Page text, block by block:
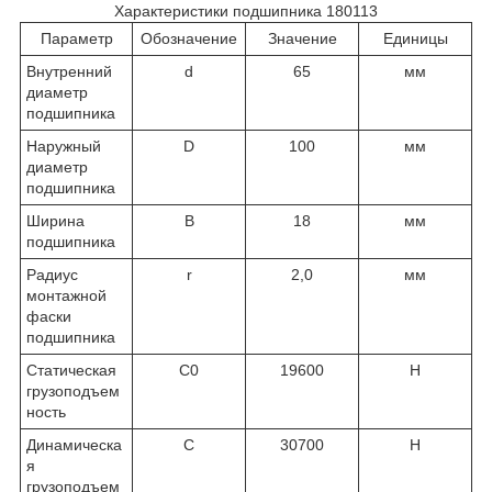
Характеристики подшипника 180113
Параметр
Обозначение Значение
Единицы
Внутренний
диаметр
подшипника
d 65 мм
Наружный
диаметр
подшипника
D 100 мм
Ширина
подшипника
В 18 мм
Радиус
монтажной
фаски
подшипника
r 2,0 мм
Статическая
грузоподъем
ность
C0 19600 Н
Динамическа
я
грузоподъем
C 30700 Н